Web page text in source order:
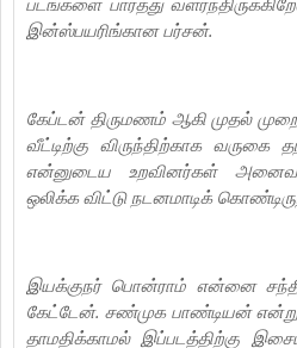
இன்ஸ்பயரிங்கான பர்சன்.
கேப்டன் திருமணம் ஆகி முதல்
வீட்டிற்கு விருந்திற்காக
என்னுடைய உறவினர்கள்
ஒலிக்க விட்டு நடனமாடிக்
இயக்குநர் பொன்ராம் என்னை
கேட்டேன். சண்முக பாண்டியன் என்று
தாமதிக்காமல் இப்படத்திற்கு